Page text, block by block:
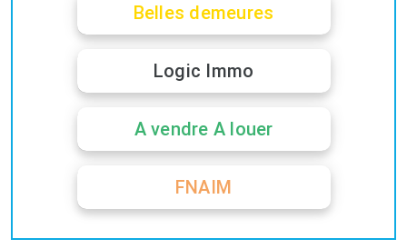
Belles demeures
Logic Immo
A vendre A louer
FNAIM